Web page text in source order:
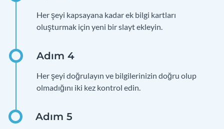
Her şeyi kapsayana kadar ek bilgi kartları
oluşturmak için yeni bir slayt ekleyin.
Her şeyi doğrulayın ve bilgilerinizin doğru olup
olmadığını iki kez kontrol edin.